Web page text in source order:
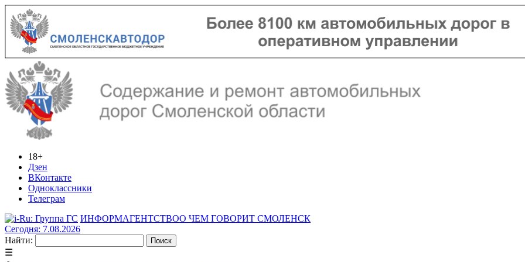
18+
Дзен
ВКонтакте
Одноклассники
Телеграм
ИНФОРМАГЕНТСТВОО ЧЕМ ГОВОРИТ СМОЛЕНСК
Сегодня: 7.08.2026
Найти:
☰